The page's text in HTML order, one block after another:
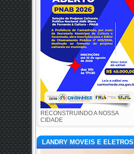
RECONSTRUINDO A NOSSA
CIDADE
LANDRY MOVEIS E ELETROS